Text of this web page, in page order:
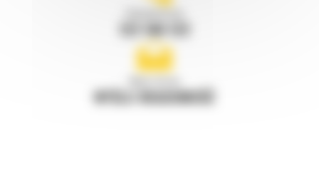
Zadzwoń do nas
122 100 122
Napisz do nas
WYŚLIJ WIADOMOŚĆ